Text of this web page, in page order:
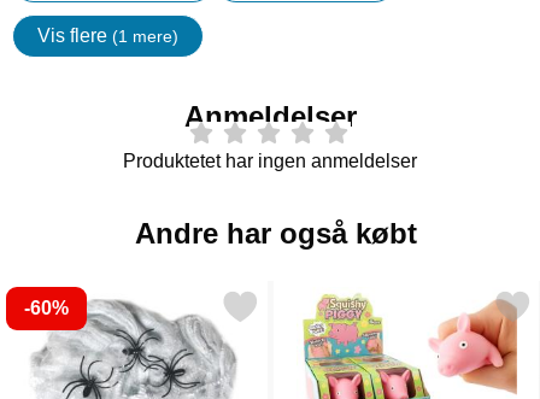
Vis flere (1 mere)
Egenskaper
Anmeldelser
Produktetet har ingen anmeldelser
Andre har også købt
-60%spindelvæv med Sorte Edderkopper 40g som favorit
Markér lyserød